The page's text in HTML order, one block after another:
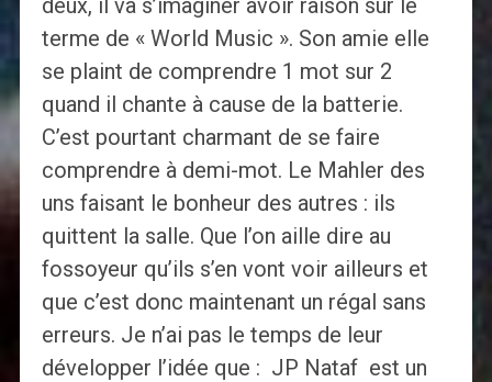
deux, il va s’imaginer avoir raison sur le
terme de « World Music ». Son amie elle
se plaint de comprendre 1 mot sur 2
quand il chante à cause de la batterie.
C’est pourtant charmant de se faire
comprendre à demi-mot. Le Mahler des
uns faisant le bonheur des autres : ils
quittent la salle. Que l’on aille dire au
fossoyeur qu’ils s’en vont voir ailleurs et
que c’est donc maintenant un régal sans
erreurs. Je n’ai pas le temps de leur
développer l’idée que : JP Nataf est un